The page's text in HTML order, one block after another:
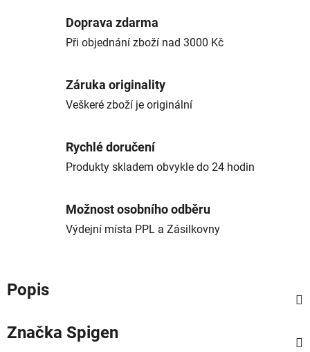
Doprava zdarma
Při objednání zboží nad 3000 Kč
Záruka originality
Veškeré zboží je originální
Rychlé doručení
Produkty skladem obvykle do 24 hodin
Možnost osobního odběru
Výdejní místa PPL a Zásilkovny
Popis
Značka Spigen